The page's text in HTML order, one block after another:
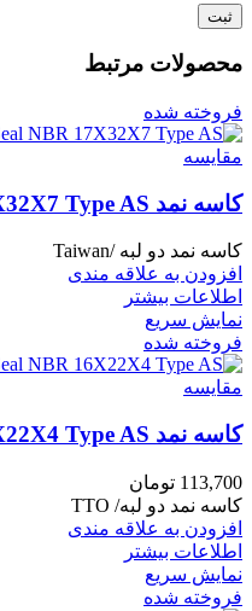
محصولات مرتبط
فروخته شده
مقايسه
کاسه نمد NBR 17X32X7 Type AS
کاسه نمد دو لبه /Taiwan
افزودن به علاقه مندی
اطلاعات بیشتر
نمایش سریع
فروخته شده
مقايسه
کاسه نمد NBR 16X22X4 Type AS
113,700 تومان
کاسه نمد دو لبه/ TTO
افزودن به علاقه مندی
اطلاعات بیشتر
نمایش سریع
فروخته شده